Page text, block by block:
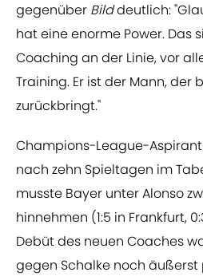
gegenüber Bilddeutlich:
hat eine enorme Power. Das
Coaching an der Linie, vor
Training. Er ist der Mann, der
zurückbringt."
Champions-League-
nach zehn Spieltagen im
musste Bayer unter Alonso
hinnehmen (1:5 in Frankfurt,
Debüt des neuen Coaches
gegen Schalke noch äußerst